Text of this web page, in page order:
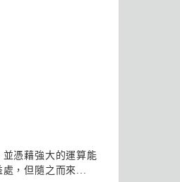
憑藉強大的運算能
，但隨之而來...